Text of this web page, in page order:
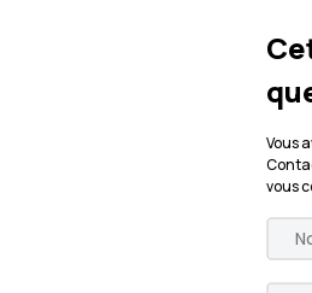
Vous
vous